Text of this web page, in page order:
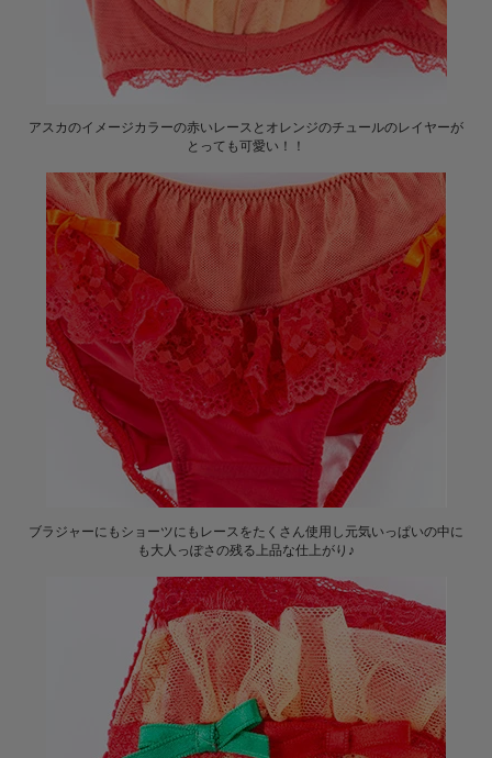
アスカのイメージカラーの赤いレースとオレンジのチュールのレイヤーが
とっても可愛い！！
ブラジャーにもショーツにもレースをたくさん使用し元気いっぱいの中に
も大人っぽさの残る上品な仕上がり♪